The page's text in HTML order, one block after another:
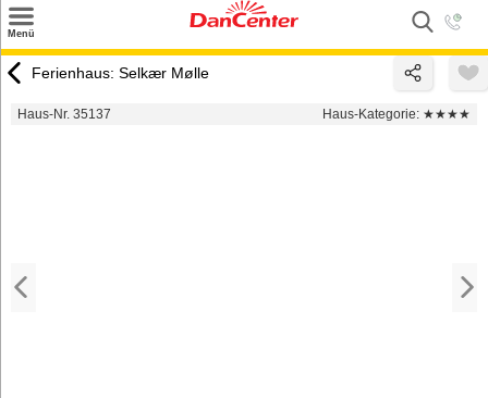
Menü
Urlaubsziele
Ferienhaus: Selkær Mølle
Haus-Nr. 35137 Haus-Kategorie: ★★★★